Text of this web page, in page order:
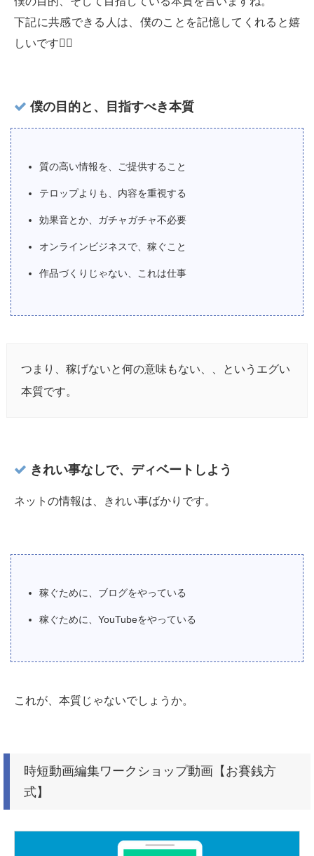
下記に共感できる人は、僕のことを記憶してくれると嬉
しいです🙇‍♂️
僕の目的と、目指すべき本質
質の高い情報を、ご提供すること
テロップよりも、内容を重視する
効果音とか、ガチャガチャ不必要
オンラインビジネスで、稼ぐこと
作品づくりじゃない、これは仕事
つまり、稼げないと何の意味もない、、というエグい
本質です。
きれい事なしで、ディベートしよう
ネットの情報は、きれい事ばかりです。
稼ぐために、ブログをやっている
稼ぐために、YouTubeをやっている
これが、本質じゃないでしょうか。
時短動画編集ワークショップ動画【お賽銭方
式】